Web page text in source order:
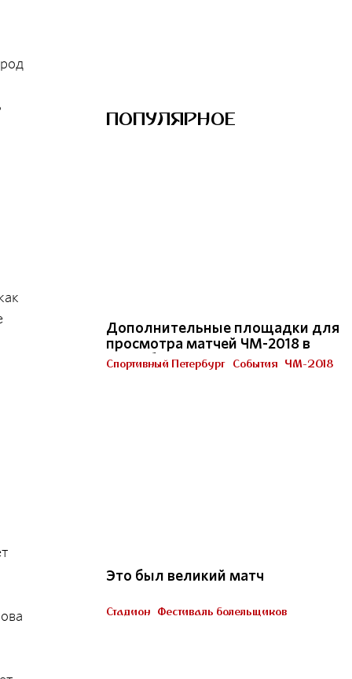
ПОПУЛЯРНОЕ
Дополнительные площадки для
просмотра матчей ЧМ-2018 в
Петербурге
Спортивный Петербург События ЧМ-2018
Это был великий матч
Стадион Фестиваль болельщиков